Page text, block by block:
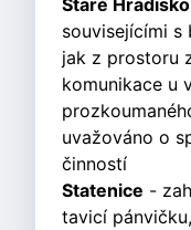
Staré Hradisko
souvisejícími s
jak z prostoru
komunikace u
uvažováno o
činností
Statenice -
tavicí